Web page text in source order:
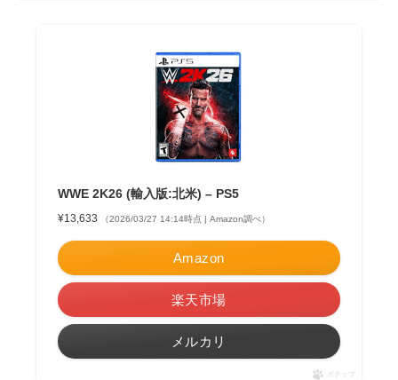
WWE 2K26 (輸入版:北米) – PS5
¥13,633 （2026/03/27 14:14時点 | Amazon調べ）
Amazon
楽天市場
メルカリ
ポチップ